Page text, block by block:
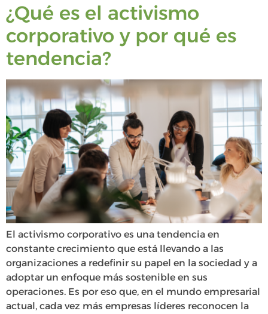
¿Qué es el activismo
corporativo y por qué es
tendencia?
El activismo corporativo es una tendencia en
constante crecimiento que está llevando a las
organizaciones a redefinir su papel en la sociedad y a
adoptar un enfoque más sostenible en sus
operaciones. Es por eso que, en el mundo empresarial
actual, cada vez más empresas líderes reconocen la